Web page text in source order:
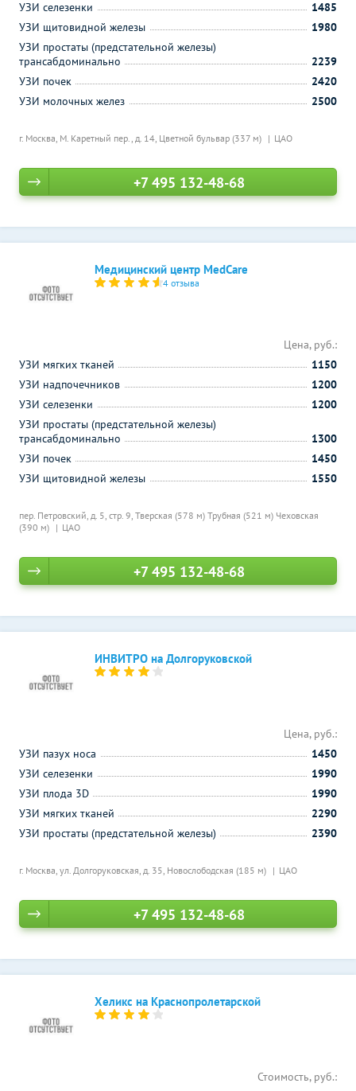
г. Москва, М. Каретный пер., д. 14, Цветной бульвар (337 м) ЦАО
УЗИ селезенки
1485
УЗИ щитовидной железы
1980
УЗИ простаты (предстательной железы)
трансабдоминально
2239
УЗИ почек
2420
УЗИ молочных желез
2500
+7 495 132-48-68
Медицинский центр MedCare
4 отзыва
пер. Петровский, д. 5, стр. 9, Тверская (578 м) Трубная (521 м) Чеховская
(390 м)
ЦАО
Цена, руб.:
УЗИ мягких тканей
1150
УЗИ надпочечников
1200
УЗИ селезенки
1200
УЗИ простаты (предстательной железы)
трансабдоминально
1300
УЗИ почек
1450
УЗИ щитовидной железы
1550
+7 495 132-48-68
ИНВИТРО на Долгоруковской
г. Москва, ул. Долгоруковская, д. 35, Новослободская (185 м) ЦАО
Цена, руб.:
УЗИ пазух носа
1450
УЗИ селезенки
1990
УЗИ плода 3D
1990
УЗИ мягких тканей
2290
УЗИ простаты (предстательной железы)
2390
+7 495 132-48-68
Хеликс на Краснопролетарской
Стоимость, руб.: